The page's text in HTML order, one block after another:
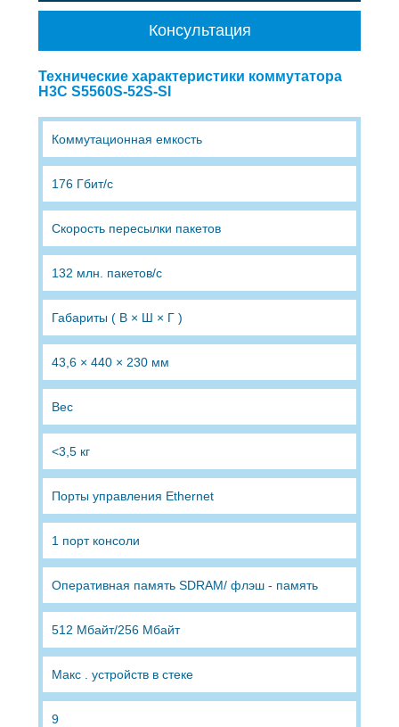
Консультация
Технические характеристики коммутатора
H3C S5560S-52S-SI
Коммутационная емкость
176 Гбит/с
Скорость пересылки пакетов
132 млн. пакетов/с
Габариты ( В × Ш × Г )
43,6 × 440 × 230 мм
Вес
<3,5 кг
Порты управления Ethernet
1 порт консоли
Оперативная память SDRAM/ флэш - память
512 Мбайт/256 Мбайт
Макс . устройств в стеке
9